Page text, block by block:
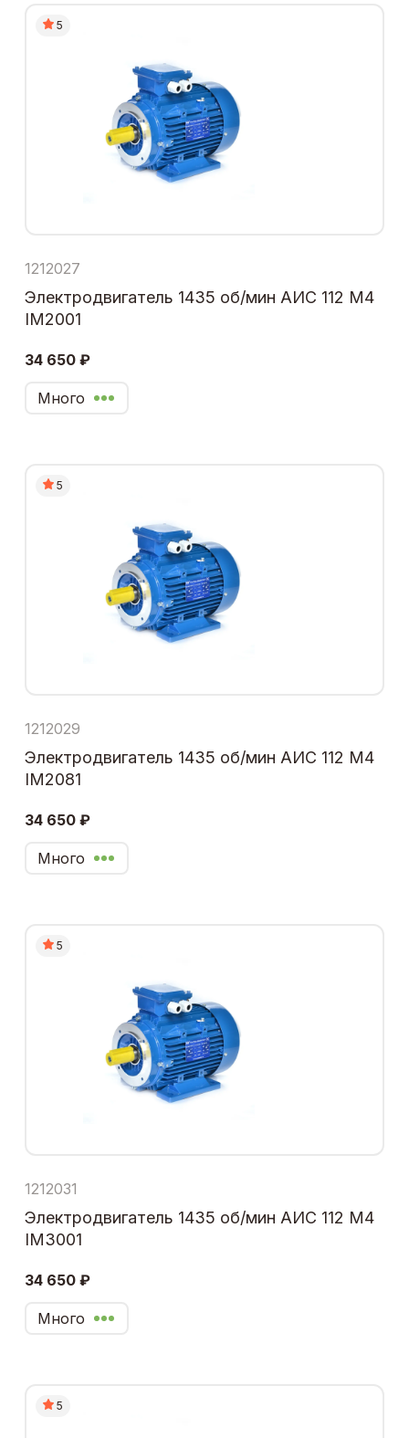
5
1212027
Электродвигатель 1435 об/мин АИС 112 М4
IM2001
34 650 ₽
Много
5
1212029
Электродвигатель 1435 об/мин АИС 112 М4
IM2081
34 650 ₽
Много
5
1212031
Электродвигатель 1435 об/мин АИС 112 М4
IM3001
34 650 ₽
Много
5